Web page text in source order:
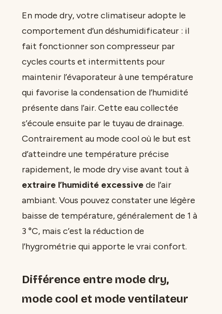
En mode dry, votre climatiseur adopte le
comportement d’un déshumidificateur : il
fait fonctionner son compresseur par
cycles courts et intermittents pour
maintenir l’évaporateur à une température
qui favorise la condensation de l’humidité
présente dans l’air. Cette eau collectée
s’écoule ensuite par le tuyau de drainage.
Contrairement au mode cool où le but est
d’atteindre une température précise
rapidement, le mode dry vise avant tout à
extraire l’humidité excessive de l’air
ambiant. Vous pouvez constater une légère
baisse de température, généralement de 1 à
3 °C, mais c’est la réduction de
l’hygrométrie qui apporte le vrai confort.
Différence entre mode dry,
mode cool et mode ventilateur